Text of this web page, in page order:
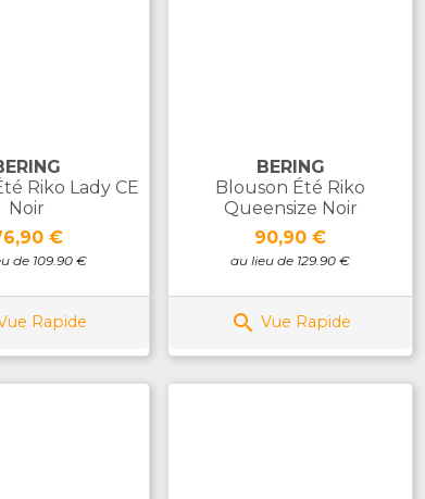
Riko Lady CE
Noir
€
de 109.90 €
Rapide
BERING
Blouson Été Riko
Queensize Noir
Prix
90,90 €
au lieu de 129.90 €
 Vue Rapide